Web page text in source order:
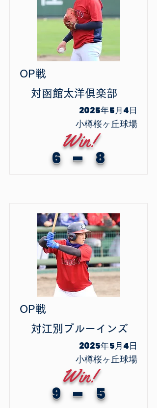
OP戦
​対函館太洋倶楽部
2025年5月4日
小樽桜ヶ丘球場
6 - 8
Win!
OP戦
​対江別ブルーインズ
2025年5月4日
小樽桜ヶ丘球場
9 - 5
Win!